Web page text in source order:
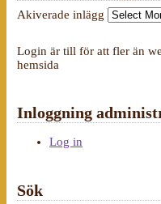
Akiverade inlägg
Login är till för att fler än
hemsida
Inloggning
Log in
Sök